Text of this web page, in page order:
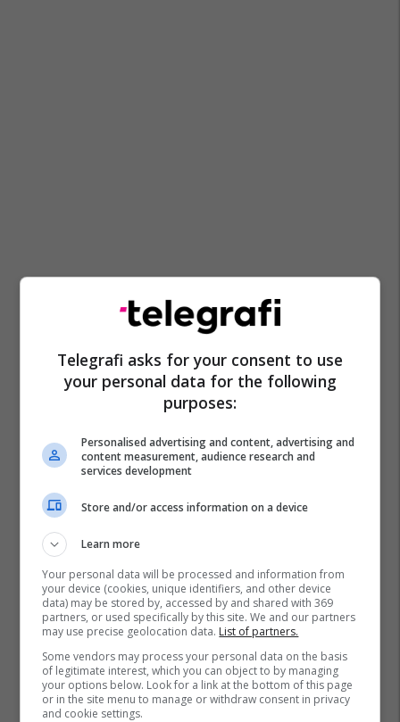
Telegrafi asks for your consent to use
your personal data for the following
purposes:
Personalised advertising and content, advertising and
content measurement, audience research and
services development
Store and/or access information on a device
Learn more
Your personal data will be processed and information from
your device (cookies, unique identifiers, and other device
data) may be stored by, accessed by and shared with 369
partners, or used specifically by this site. We and our partners
may use precise geolocation data. List of partners.
Some vendors may process your personal data on the basis
of legitimate interest, which you can object to by managing
your options below. Look for a link at the bottom of this page
or in the site menu to manage or withdraw consent in privacy
and cookie settings.